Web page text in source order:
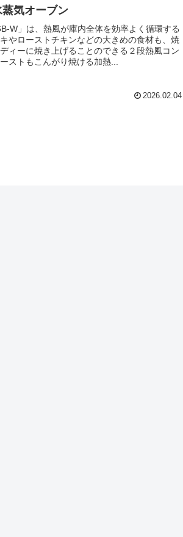
気オーブン
W」は、熱風が庫内全体を効率よく循環する
やローストチキンなどの大きめの食材も、焼
ィーに焼き上げることのできる２段熱風コン
ストもこんがり焼ける加熱...
2026.02.04